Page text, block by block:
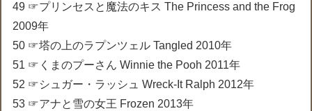
49 ☞プリンセスと魔法のキス The Princess and the Frog
2009年
50 ☞塔の上のラプンツェル Tangled 2010年
51 ☞くまのプーさん Winnie the Pooh 2011年
52 ☞シュガー・ラッシュ Wreck-It Ralph 2012年
53 ☞アナと雪の女王 Frozen 2013年